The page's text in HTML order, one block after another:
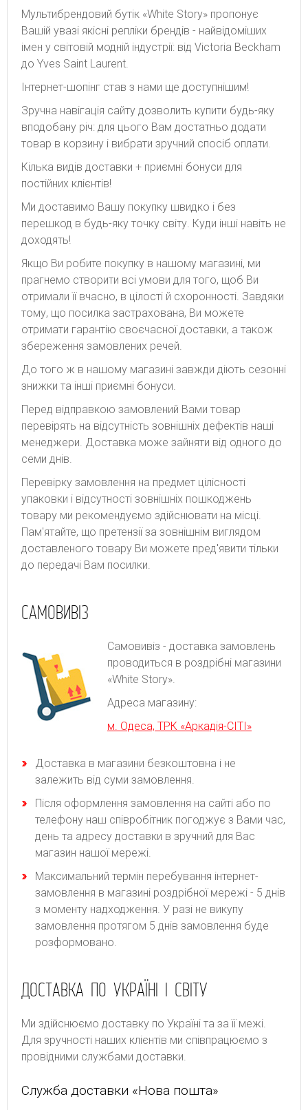
Мультибрендовий бутік «White Story» пропонує
Вашій увазі якісні репліки брендів - найвідоміших
імен у світовій модній індустрії: від Victoria Beckham
до Yves Saint Laurent.
Інтернет-шопінг став з нами ще доступнішим!
Зручна навігація сайту дозволить купити будь-яку
вподобану річ: для цього Вам достатньо додати
товар в корзину і вибрати зручний спосіб оплати.
Кілька видів доставки + приємні бонуси для
постійних клієнтів!
Ми доставимо Вашу покупку швидко і без
перешкод в будь-яку точку світу. Куди інші навіть не
доходять!
Якщо Ви робите покупку в нашому магазині, ми
прагнемо створити всі умови для того, щоб Ви
отримали її вчасно, в цілості й схоронності. Завдяки
тому, що посилка застрахована, Ви можете
отримати гарантію своєчасної доставки, а також
збереження замовлених речей.
До того ж в нашому магазині завжди діють сезонні
знижки та інші приємні бонуси.
Перед відправкою замовлений Вами товар
перевірять на відсутність зовнішніх дефектів наші
менеджери. Доставка може зайняти від одного до
семи днів.
Перевірку замовлення на предмет цілісності
упаковки і відсутності зовнішніх пошкоджень
товару ми рекомендуємо здійснювати на місці.
Пам'ятайте, що претензії за зовнішнім виглядом
доставленого товару Ви можете пред'явити тільки
до передачі Вам посилки.
САМОВИВІЗ
Самовивіз - доставка замовлень
проводиться в роздрібні магазини
«White Story».
Адреса магазину:
м. Одеса, ТРК «Аркадія-СІТІ»
Доставка в магазини безкоштовна і не
залежить від суми замовлення.
Після оформлення замовлення на сайті або по
телефону наш співробітник погоджує з Вами час,
день та адресу доставки в зручний для Вас
магазин нашої мережі.
Максимальний термін перебування інтернет-
замовлення в магазині роздрібної мережі - 5 днів
з моменту надходження. У разі не викупу
замовлення протягом 5 днів замовлення буде
розформовано.
ДОСТАВКА ПО УКРАЇНІ І СВІТУ
Ми здійснюємо доставку по Україні та за її межі.
Для зручності наших клієнтів ми співпрацюємо з
провідними службами доставки.
Служба доставки «Нова пошта»